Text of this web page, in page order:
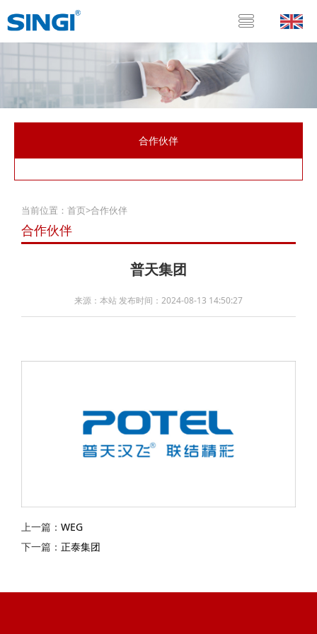
合作伙伴
当前位置： 首页>合作伙伴
合作伙伴
普天集团
来源：本站 发布时间：2024-08-13 14:50:27
上一篇： WEG
下一篇： 正泰集团